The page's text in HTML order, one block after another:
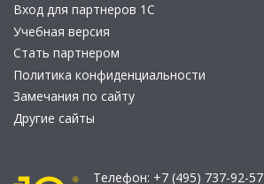
Вход для партнеров 1С
Учебная версия
Стать партнером
Политика конфиденциальности
Замечания по сайту
Другие сайты
Телефон: +7 (495) 737-92-57